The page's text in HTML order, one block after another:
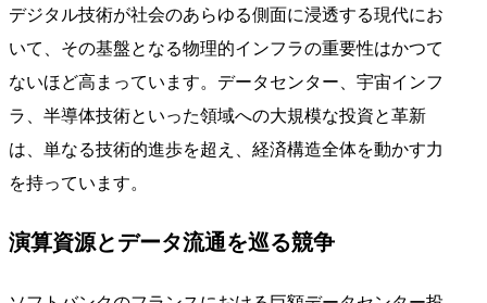
デジタル技術が社会のあらゆる側面に浸透する現代にお
いて、その基盤となる物理的インフラの重要性はかつて
ないほど高まっています。データセンター、宇宙インフ
ラ、半導体技術といった領域への大規模な投資と革新
は、単なる技術的進歩を超え、経済構造全体を動かす力
を持っています。
演算資源とデータ流通を巡る競争